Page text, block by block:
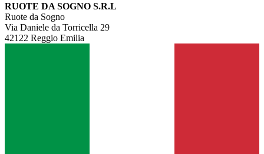
RUOTE DA SOGNO S.R.L
Ruote da Sogno
Via Daniele da Torricella 29
42122 Reggio Emilia